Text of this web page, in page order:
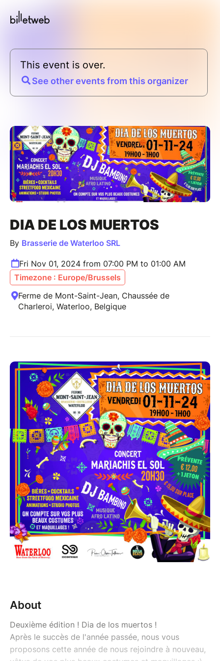
This event is over.
See other events from this organizer
DIA DE LOS MUERTOS
By Brasserie de Waterloo SRL
Fri Nov 01, 2024 from 07:00 PM to 01:00 AM
Timezone : Europe/Brussels
Ferme de Mont-Saint-Jean, Chaussée de
Charleroi, Waterloo, Belgique
About
Deuxième édition ! Dia de los muertos !
Après le succès de l'année passée, nous vous
proposons cette année de nous rejoindre à nouveau,